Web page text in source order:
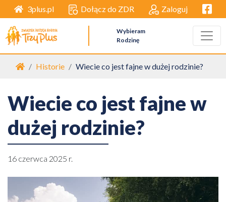
3plus.pl Dołącz do ZDR Zaloguj
Wybieram
Rodzinę
Strona główna
Historie Wiecie co jest fajne w dużej rodzinie?
Wiecie co jest fajne w
dużej rodzinie?
16 czerwca 2025 r.